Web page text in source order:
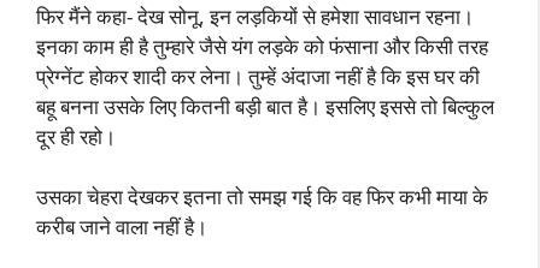
फिर मैंने कहा- देख सोनू, इन लड़कियों से हमेशा सावधान रहना।
इनका काम ही है तुम्हारे जैसे यंग लड़के को फंसाना और किसी तरह
प्रेग्नेंट होकर शादी कर लेना। तुम्हें अंदाजा नहीं है कि इस घर की
बहू बनना उसके लिए कितनी बड़ी बात है। इसलिए इससे तो बिल्कुल
दूर ही रहो।
उसका चेहरा देखकर इतना तो समझ गई कि वह फिर कभी माया के
करीब जाने वाला नहीं है।